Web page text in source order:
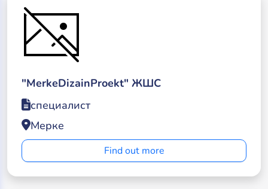
"MerkeDizainProekt" ЖШС
специалист
Мерке
Find out more